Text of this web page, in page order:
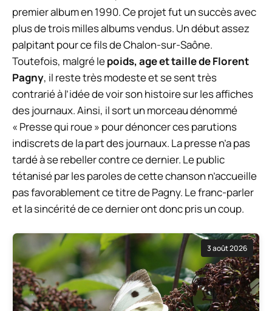
premier album en 1990. Ce projet fut un succès avec
plus de trois milles albums vendus. Un début assez
palpitant pour ce fils de Chalon-sur-Saône.
Toutefois, malgré lepoids, age et taille de Florent
Pagny, il reste très modeste et se sent très
contrarié à l’idée de voir son histoire sur les affiches
des journaux. Ainsi, il sort un morceau dénommé
« Presse qui roue » pour dénoncer ces parutions
indiscrets de la part des journaux. La presse n’a pas
tardé à se rebeller contre ce dernier. Le public
tétanisé par les paroles de cette chanson n’accueille
pas favorablement ce titre de Pagny. Le franc-parler
et la sincérité de ce dernier ont donc pris un coup.
3 août 2026